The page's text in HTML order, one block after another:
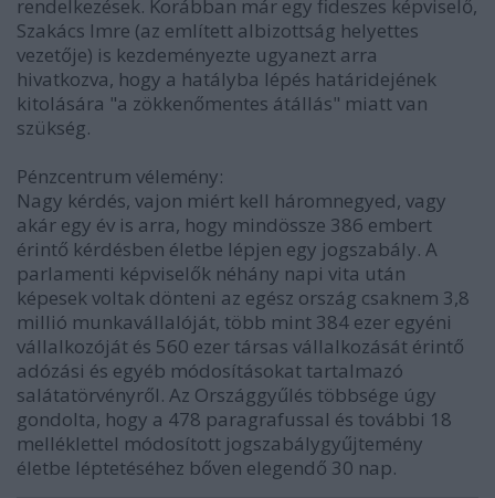
rendelkezések. Korábban már egy fideszes képviselő,
Szakács Imre (az említett albizottság helyettes
vezetője) is kezdeményezte ugyanezt arra
hivatkozva, hogy a hatályba lépés határidejének
kitolására "a zökkenőmentes átállás" miatt van
szükség.
Pénzcentrum vélemény:
Nagy kérdés, vajon miért kell háromnegyed, vagy
akár egy év is arra, hogy mindössze 386 embert
érintő kérdésben életbe lépjen egy jogszabály. A
parlamenti képviselők néhány napi vita után
képesek voltak dönteni az egész ország csaknem 3,8
millió munkavállalóját, több mint 384 ezer egyéni
vállalkozóját és 560 ezer társas vállalkozását érintő
adózási és egyéb módosításokat tartalmazó
salátatörvényről. Az Országgyűlés többsége úgy
gondolta, hogy a 478 paragrafussal és további 18
melléklettel módosított jogszabálygyűjtemény
életbe léptetéséhez bőven elegendő 30 nap.